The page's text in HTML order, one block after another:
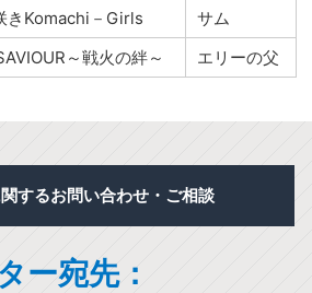
きKomachi－Girls
サム
～戦火の絆～ エリーの父
するお問い合わせ・ご相談
ー宛先：